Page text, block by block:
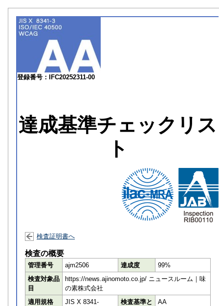
登録番号：IFC20252311-00
達成基準チェックリス
ト
検査証明書へ
検査の概要
管理番号 ajm2506 達成度
99%
検査対象品
目
https://news.ajinomoto.co.jp/ ニュースルーム｜味
の素株式会社
適用規格
JIS X 8341-
検査基準と
AA